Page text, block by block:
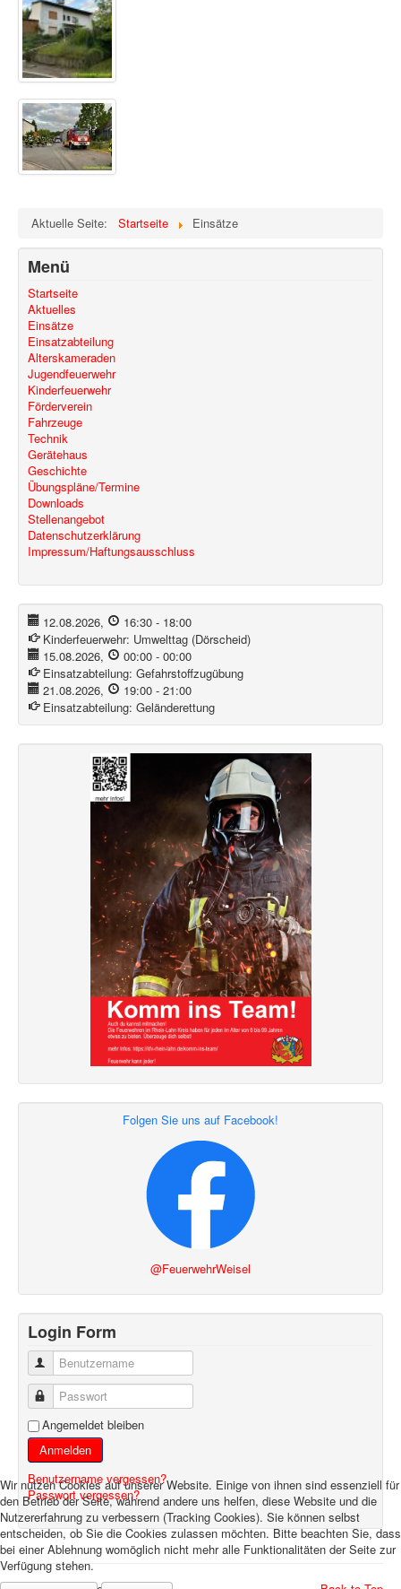
Aktuelle Seite: Startseite Einsätze
Menü
Startseite
Aktuelles
Einsätze
Einsatzabteilung
Alterskameraden
Jugendfeuerwehr
Kinderfeuerwehr
Förderverein
Fahrzeuge
Technik
Gerätehaus
Geschichte
Übungspläne/Termine
Downloads
Stellenangebot
Datenschutzerklärung
Impressum/Haftungsausschluss
12.08.2026, 16:30- 18:00
Kinderfeuerwehr: Umwelttag (Dörscheid)
15.08.2026, 00:00- 00:00
Einsatzabteilung:Gefahrstoffzugübung
21.08.2026, 19:00- 21:00
Einsatzabteilung:Geländerettung
Folgen Sie uns auf Facebook!
@FeuerwehrWeisel
Login Form
Benutzername
Passwort
Angemeldet bleiben
Anmelden
Benutzername vergessen?
Passwort vergessen?
Wir nutzen Cookies auf unserer Website. Einige von ihnen sind essenziell für
den Betrieb der Seite, während andere uns helfen, diese Website und die
Nutzererfahrung zu verbessern (Tracking Cookies). Sie können selbst
entscheiden, ob Sie die Cookies zulassen möchten. Bitte beachten Sie, dass
bei einer Ablehnung womöglich nicht mehr alle Funktionalitäten der Seite zur
Verfügung stehen.